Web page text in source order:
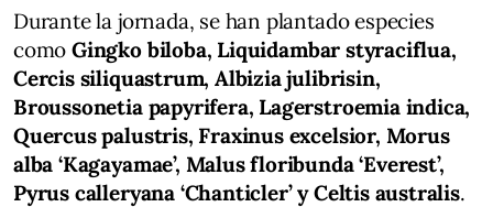
Durante la jornada, se han plantado especies
comoGingko biloba, Liquidambar styraciflua,
Cercis siliquastrum, Albizia julibrisin,
Broussonetia papyrifera, Lagerstroemia indica,
Quercus palustris, Fraxinus excelsior, Morus
alba ‘Kagayamae’, Malus floribunda ‘Everest’,
Pyrus calleryana ‘Chanticler’ y Celtis australis.